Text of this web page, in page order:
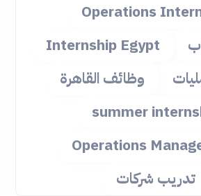
Operations
Internship Egypt
وظائف القاهرة
summer
Operations
تدريب شركات